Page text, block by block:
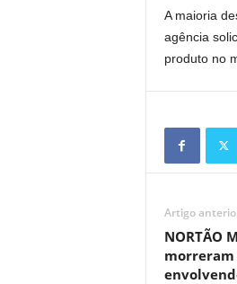
A maioria
agência
produto no
Artigo
NORTÃO
morreram